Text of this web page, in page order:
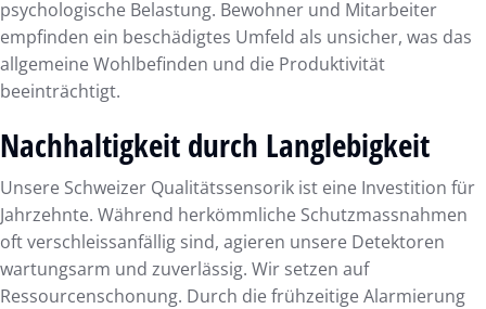
psychologische Belastung. Bewohner und Mitarbeiter
empfinden ein beschädigtes Umfeld als unsicher, was das
allgemeine Wohlbefinden und die Produktivität
beeinträchtigt.
Nachhaltigkeit durch Langlebigkeit
Unsere Schweizer Qualitätssensorik ist eine Investition für
Jahrzehnte. Während herkömmliche Schutzmassnahmen
oft verschleissanfällig sind, agieren unsere Detektoren
wartungsarm und zuverlässig. Wir setzen auf
Ressourcenschonung. Durch die frühzeitige Alarmierung